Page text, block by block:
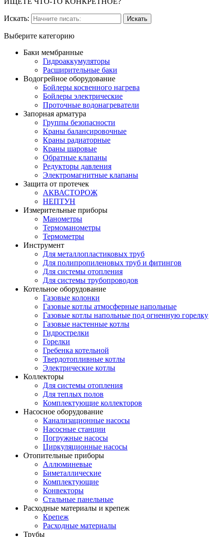
Искать:
Выберите категорию
Баки мембранные
Гидроаккумуляторы
Расширительные баки
Водогрейное оборудование
Бойлеры косвенного нагрева
Бойлеры электрические
Проточные водонагреватели
Запорная арматура
Группы безопасности
Краны балансировочные
Краны радиаторные
Краны шаровые
Обратные клапаны
Редукторы давления
Электромагнитные клапаны
Защита от протечек
АКВАСТОРОЖ
НЕПТУН
Измерительные приборы
Манометры
Термоманометры
Термометры
Инструмент
Для металлопластиковых труб
Для полипропиленовых труб и фитингов
Для системы отопления
Для системы трубопроводов
Котельное оборудование
Газовые колонки
Газовые котлы атмосферные напольные
Газовые котлы напольные под огненную горелку
Газовые настенные котлы
Гидрострелки
Горелки
Гребенка котельной
Твердотопливные котлы
Электрические котлы
Коллекторы
Для системы отопления
Для теплых полов
Комплектующие коллекторов
Насосное оборудование
Канализационные насосы
Насосные станции
Погружные насосы
Циркуляционные насосы
Отопительные приборы
Аллюминевые
Биметаллические
Комплектующие
Конвекторы
Стальные панельные
Расходные материалы и крепеж
Крепеж
Расходные материалы
Трубы